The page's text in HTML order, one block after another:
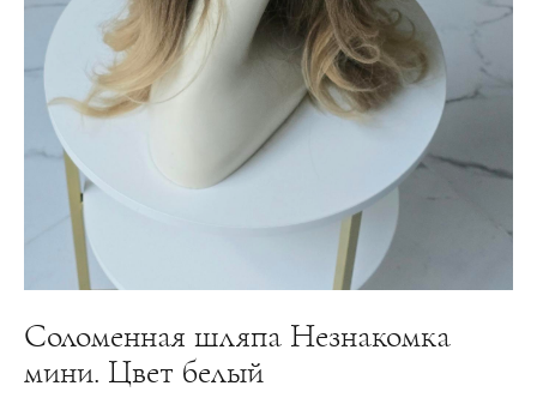
Соломенная шляпа Незнакомка
мини. Цвет белый